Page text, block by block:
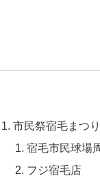
市民祭宿毛まつ
宿毛市民球場
フジ宿毛店